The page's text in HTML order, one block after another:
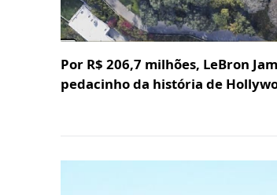
Por R$ 206,7 milhões, LeBron
pedacinho da história de